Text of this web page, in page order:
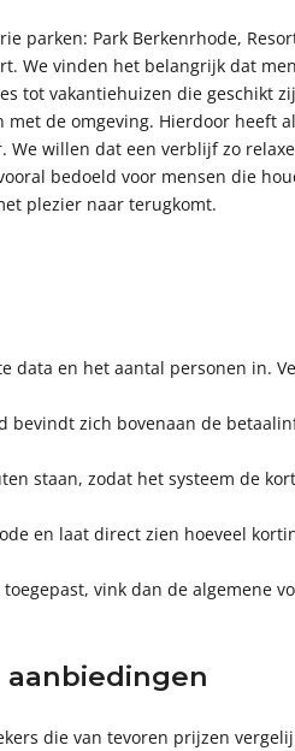
Park Berkenrhode,
We vinden het belangrijk dat
tot vakantiehuizen die geschikt
de omgeving. Hierdoor heeft
willen dat een verblijf zo
bedoeld voor mensen die
plezier naar terugkomt.
data en het aantal personen in.
zich bovenaan de
staan, zodat het systeem de
en laat direct zien hoeveel
vink dan de algemene
aanbiedingen
die van tevoren prijzen